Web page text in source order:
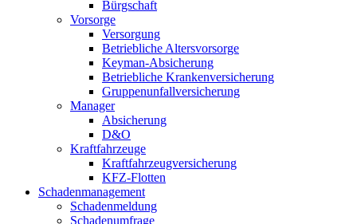
Bürgschaft
Vorsorge
Versorgung
Betriebliche Altersvorsorge
Keyman-Absicherung
Betriebliche Krankenversicherung
Gruppenunfallversicherung
Manager
Absicherung
D&O
Kraftfahrzeuge
Kraftfahrzeugversicherung
KFZ-Flotten
Schadenmanagement
Schadenmeldung
Schadenumfrage